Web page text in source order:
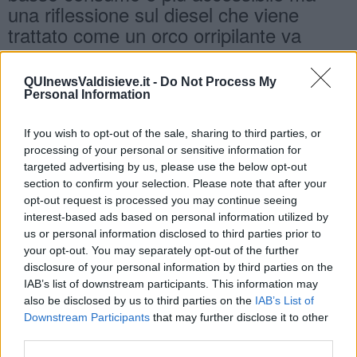
QUInewsValdisieve.it - Do Not Process My
Personal Information
If you wish to opt-out of the sale, sharing to third parties, or
processing of your personal or sensitive information for
targeted advertising by us, please use the below opt-out
section to confirm your selection. Please note that after your
opt-out request is processed you may continue seeing
interest-based ads based on personal information utilized by
us or personal information disclosed to third parties prior to
your opt-out. You may separately opt-out of the further
disclosure of your personal information by third parties on the
IAB’s list of downstream participants. This information may
also be disclosed by us to third parties on the IAB’s List of
Downstream Participants that may further disclose it to other
una riflessione sul diesel che viene
trattato come un orco orripilante va
aperta.
Se non erro nel 2018/19 con il calo delle
vendite delle diesel è aumentata
diversi me lo comunichi per favore ma a
me risulta
così.https://www.quattroruote.it/news/
Quindi in conclusione viva
l'ambientalismo ma che questo sia
scientifico e non parolaio, please!
Salvatore Calleri